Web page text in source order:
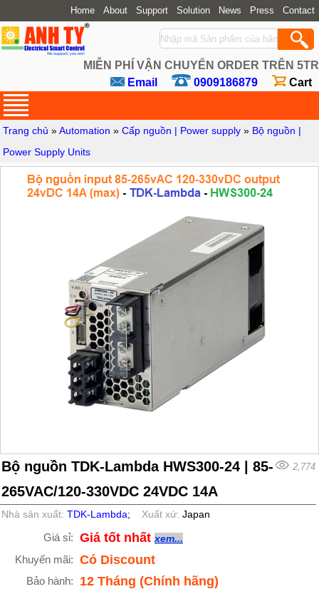
Home About Support Solution News Press Contact
MIỄN PHÍ VẬN CHUYỂN ORDER TRÊN 5TR
Email
0909186879 Cart
Trang chủ »Automation »Cấp nguồn | Power supply » Bộ nguồn |
Power Supply Units
Bộ nguồn TDK-Lambda HWS300-24 | 85-
265VAC/120-330VDC 24VDC 14A
2,774
Nhà sản xuất:TDK-Lambda; Xuất xứ:Japan
Giá sỉ: Giá tốt nhấtxem...
Khuyến mãi: Có Discount
Bảo hành: 12 Tháng (Chính hãng)